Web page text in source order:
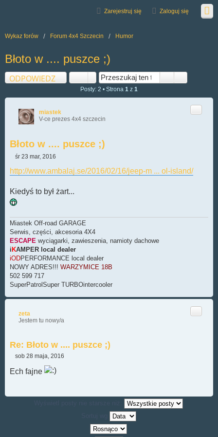
Zaloguj się
Zarejestruj się
Wykaz forów Forum 4x4 Szczecin Humor
Błoto w .... puszce ;)
ODPOWIEDZ
Posty: 2 • Strona 1 z 1
miastek
V-ce prezes 4x4 szczecin
Błoto w .... puszce ;)
Cytuj
o
s
śr 23 mar, 2016
http://www.ambalaj.se/2016/02/16/jeep-m ... ol-island/
Kiedyś to był żart...
Miastek Off-road GARAGE
Serwis, części, akcesoria 4X4
ESCAPE wyciągarki, zawieszenia, namioty dachowe
iKAMPER local dealer
iODPERFORMANCE local dealer
NOWY ADRES!!! WARZYMICE 18B
502 599 717
SuperPatrolSuper TURBOintercooler
zeta
Jestem tu nowy/a
Re: Błoto w .... puszce ;)
Cytuj
o
s
sob 28 maja, 2016
Ech fajne